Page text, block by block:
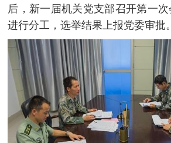
后，新一届机关党支部召开第一
进行分工，选举结果上报党委审批。